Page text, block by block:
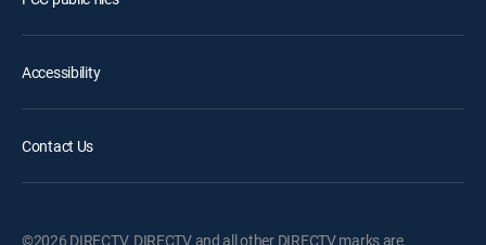
Accessibility
Contact Us
©2026 DIRECTV. DIRECTV and all other DIRECTV marks are